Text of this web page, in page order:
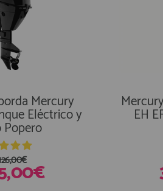
Mercury
Eléctrico y
Popero
EH